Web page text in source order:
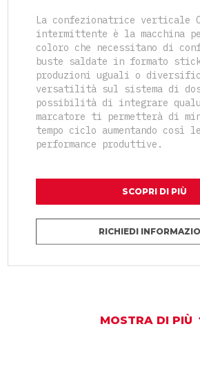
La confezionatrice verticale
intermittente è la macchina
coloro che necessitano di
buste saldate in formato
produzioni uguali o
versatilità sul sistema di
possibilità di integrare
marcatore ti permetterà di
tempo ciclo aumentando così
performance produttive.
SCOPRI DI PIÙ
RICHIEDI
MOSTRA DI PIÙ